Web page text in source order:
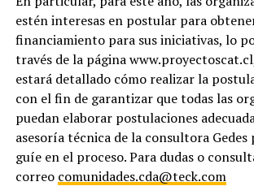
estén interesas en postular para
financiamiento para sus iniciativas, lo
través de la página
estará detallado cómo realizar la
con el fin de garantizar que todas las
puedan elaborar postulaciones
asesoría técnica de la consultora Gedes
guíe en el proceso. Para dudas o
correo comunidades.cda@teck.com